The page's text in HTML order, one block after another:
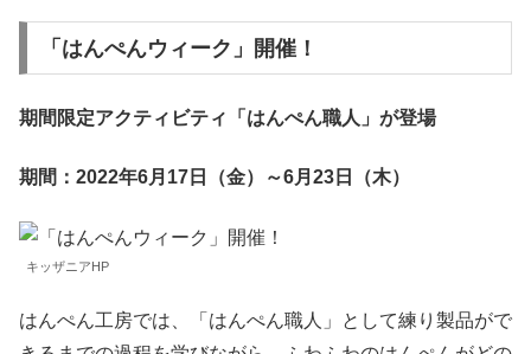
「はんぺんウィーク」開催！
期間限定アクティビティ「はんぺん職人」が登場
期間：2022年6月17日（金）～6月23日（木）
キッザニアHP
はんぺん工房では、「はんぺん職人」として練り製品がで